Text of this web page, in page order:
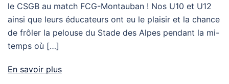
le CSGB au match FCG-Montauban ! Nos U10 et U12
ainsi que leurs éducateurs ont eu le plaisir et la chance
de frôler la pelouse du Stade des Alpes pendant la mi-
temps où […]
En savoir plus